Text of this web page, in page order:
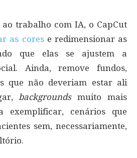
ao trabalho com IA, o CapCut
as corese redimensionar as
que elas se ajustem a
Ainda, remove fundos,
que não deveriam estar ali
backgroundsmuito mais
exemplificar, cenários que
sem, necessariamente,